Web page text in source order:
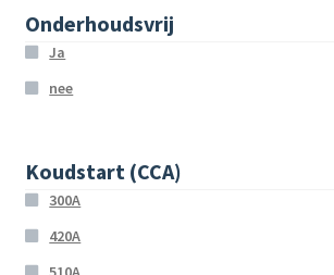
Onderhoudsvrij
Ja
nee
Koudstart (CCA)
300A
420A